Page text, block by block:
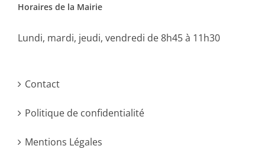
Horaires de la Mairie
Lundi, mardi, jeudi, vendredi de 8h45 à 11h30
Contact
Politique de confidentialité
Mentions Légales